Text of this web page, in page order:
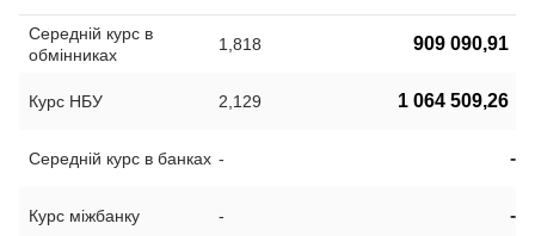
Середній курс в
обмінниках
1,818 909 090,91
Курс НБУ 2,129 1 064 509,26
Середній курс в банках - -
Курс міжбанку - -